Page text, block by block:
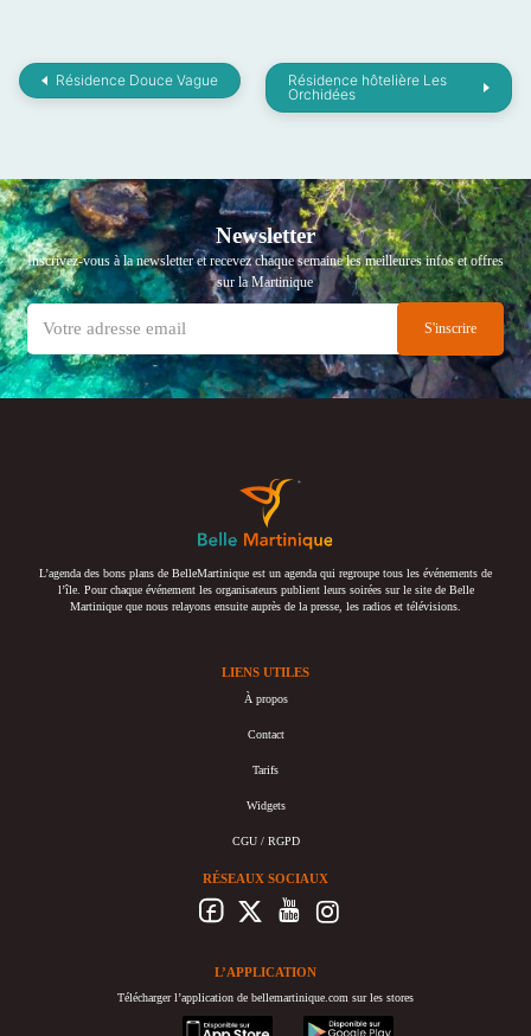
Résidence Douce Vague
Résidence hôtelière Les
Orchidées
Newsletter
Inscrivez-vous à la newsletter et recevez chaque semaine les meilleures infos et offres
sur la Martinique
L’agenda des bons plans de BelleMartinique est un agenda qui regroupe tous les événements de
l’île. Pour chaque événement les organisateurs publient leurs soirées sur le site de Belle
Martinique que nous relayons ensuite auprès de la presse, les radios et télévisions.
LIENS UTILES
À propos
Contact
Tarifs
Widgets
CGU / RGPD
RÉSEAUX SOCIAUX
L’APPLICATION
Télécharger l’application de bellemartinique.com sur les stores
appstore
googleplay